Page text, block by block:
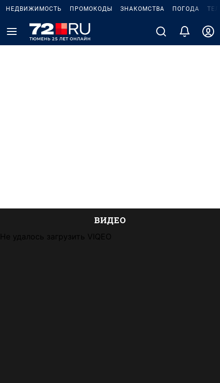
НЕДВИЖИМОСТЬ ПРОМОКОДЫ ЗНАКОМСТВА ПОГОДА
ВИДЕО
Не удалось загрузить VIQEO